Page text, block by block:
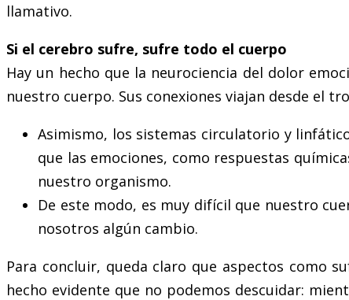
llamativo.
Si el cerebro sufre, sufre todo el cuerpo
Hay un hecho que la neurociencia del dolor
nuestro cuerpo. Sus conexiones viajan desde el
Asimismo, los sistemas circulatorio y
que las emociones, como respuestas
nuestro organismo.
De este modo, es muy difícil que nuestro
nosotros algún cambio.
Para concluir, queda claro que aspectos como
hecho evidente que no podemos descuidar: